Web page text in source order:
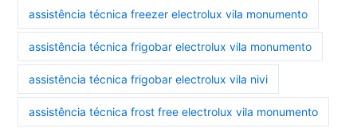
assistência técnica freezer electrolux vila monumento
assistência técnica frigobar electrolux vila monumento
assistência técnica frigobar electrolux vila nivi
assistência técnica frost free electrolux vila monumento